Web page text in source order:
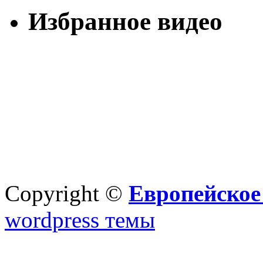
Избранное видео
Copyright ©
wordpress темы